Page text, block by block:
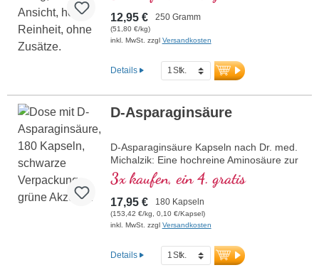
geringen Mengen produziert. Perfekt für
Sportler und Personen mit hohen
körperlichen und mentalen
ohne Zusatzstoffe.
mehr Informationen zu D-
12,95 € 250 Gramm
(51,80 €/kg)
inkl. MwSt. zzgl Versandkosten
Details
D-Asparaginsäure
D-Asparaginsäure Kapseln nach Dr. med.
Michalzik: Eine hochreine Aminosäure zur
Unterstützung des Stoffwechsels und des
Hormonhaushalts. Perfekt für Sportler und
Personen mit hohen körperlichen und
mentalen Anforderungen. Vegan,
hypoallergen und ohne Zusatzstoffe.
Asparaginsäure
3x kaufen, ein 4. gratis
17,95 € 180 Kapseln
(153,42 €/kg, 0,10 €/Kapsel)
inkl. MwSt. zzgl Versandkosten
Details